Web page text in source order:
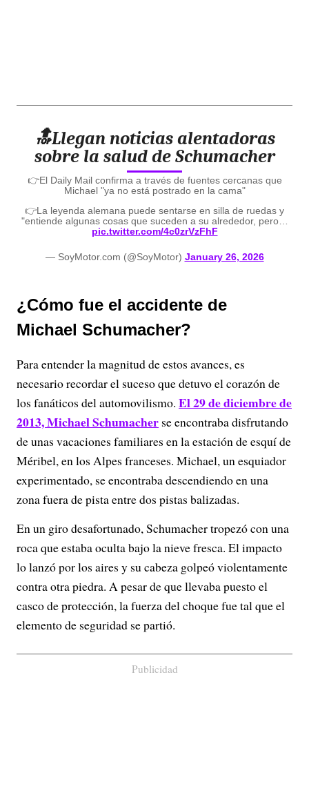
🔝Llegan noticias alentadoras
sobre la salud de Schumacher
👉El Daily Mail confirma a través de fuentes cercanas que
Michael "ya no está postrado en la cama"
👉La leyenda alemana puede sentarse en silla de ruedas y
"entiende algunas cosas que suceden a su alrededor, pero…
pic.twitter.com/4c0zrVzFhF
— SoyMotor.com (@SoyMotor) January 26, 2026
¿Cómo fue el accidente de
Michael Schumacher?
Para entender la magnitud de estos avances, es
necesario recordar el suceso que detuvo el corazón de
los fanáticos del automovilismo. El 29 de diciembre de
2013, Michael Schumacher se encontraba disfrutando
de unas vacaciones familiares en la estación de esquí de
Méribel, en los Alpes franceses. Michael, un esquiador
experimentado, se encontraba descendiendo en una
zona fuera de pista entre dos pistas balizadas.
En un giro desafortunado, Schumacher tropezó con una
roca que estaba oculta bajo la nieve fresca. El impacto
lo lanzó por los aires y su cabeza golpeó violentamente
contra otra piedra. A pesar de que llevaba puesto el
casco de protección, la fuerza del choque fue tal que el
elemento de seguridad se partió.
Publicidad